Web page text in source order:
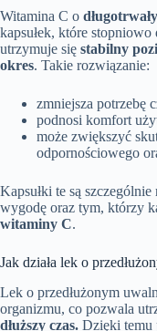
Witamina C o
kapsułek, które
utrzymuje się stabilny
okres. Takie rozwiązanie:
zmniejsza potrzebę
podnosi komfort
może zwiększyć
odpornościowego
Kapsułki te są
wygodę oraz tym, którzy
witaminy C.
Jak działa lek o
Lek o przedłużonym
organizmu, co pozwala
dłuższy czas. Dzięki temu